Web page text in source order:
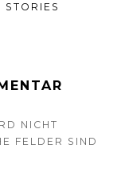
STORIES
NICHT
FELDER SIND